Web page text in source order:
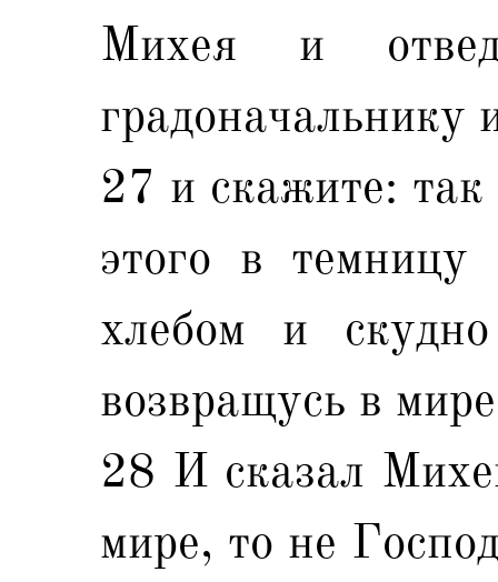
Михея и
27 и скажите: так
этого в
хлебом и
возвращусь в
28 И сказал
мире, то не